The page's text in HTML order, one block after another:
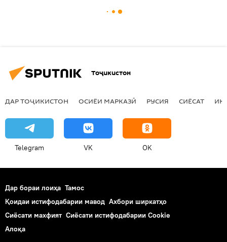
Тоҷикистон
ДАР ТОҶИКИСТОН ОСИЁИ МАРКАЗӢ РУСИЯ СИЁСАТ
Telegram VK OK
Дар бораи лоиҳа Тамос
Қоидаи истифодабарии мавод Ахбори ширкатҳо
Сиёсати махфият Сиёсати истифодабарии Cookie
Алоқа